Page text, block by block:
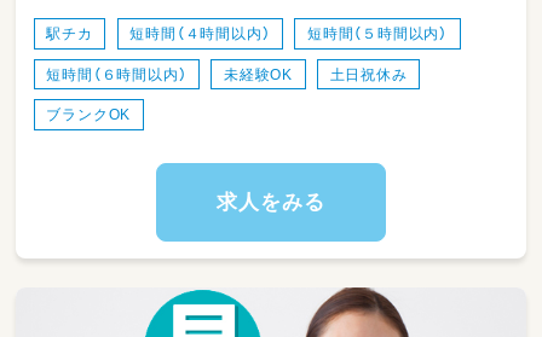
駅チカ 短時間（４時間以内） 短時間（５時間以内）
短時間（６時間以内） 未経験OK 土日祝休み
ブランクOK
求人をみる